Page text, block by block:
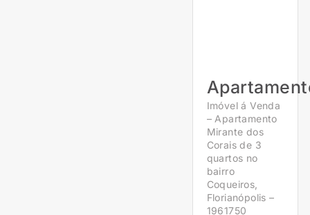
Imóvel á Venda
– Apartamento
Mirante dos
Corais de 3
quartos no
bairro
Coqueiros,
Florianópolis –
1961750